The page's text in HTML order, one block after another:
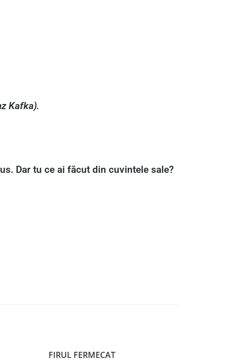
Kafka).
Dar tu ce ai făcut din cuvintele sale?
FIRUL FERMECAT